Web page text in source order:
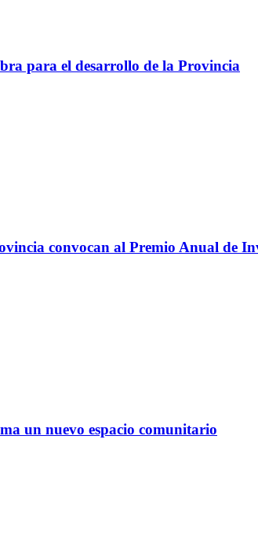
para el desarrollo de la Provincia
convocan al Premio Anual de
un nuevo espacio comunitario